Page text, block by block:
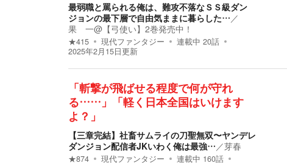
最弱職と罵られる俺は、難攻不落なＳＳ級ダン
ジョンの最下層で自由気ままに暮らした…／
果 一@【弓使い】2巻発売中！
★415 現代ファンタジー 連載中 20話
2025年2月15日更新
「斬撃が飛ばせる程度で何が守れ
る……」「軽く日本全国はいけます
よ？」
【三章完結】社畜サムライの刀聖無双〜ヤンデレ
ダンジョン配信者JKいわく俺は最強…／芽春
★874 現代ファンタジー 連載中 160話